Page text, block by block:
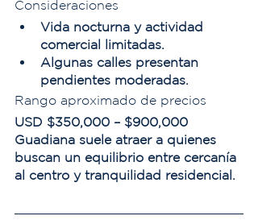
Consideraciones
Vida nocturna y actividad
comercial limitadas.
Algunas calles presentan
pendientes moderadas.
Rango aproximado de precios
USD $350,000 – $900,000
Guadiana suele atraer a quienes
buscan un equilibrio entre cercanía
al centro y tranquilidad residencial.